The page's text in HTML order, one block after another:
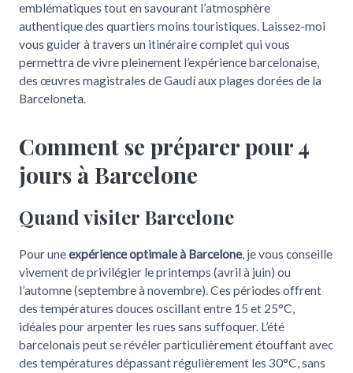
emblématiques tout en savourant l’atmosphère
authentique des quartiers moins touristiques. Laissez-moi
vous guider à travers un itinéraire complet qui vous
permettra de vivre pleinement l’expérience barcelonaise,
des œuvres magistrales de Gaudí aux plages dorées de la
Barceloneta.
Comment se préparer pour 4
jours à Barcelone
Quand visiter Barcelone
Pour uneexpérience optimale à Barcelone, je vous conseille
vivement de privilégier le printemps (avril à juin) ou
l’automne (septembre à novembre). Ces périodes offrent
des températures douces oscillant entre 15 et 25°C,
idéales pour arpenter les rues sans suffoquer. L’été
barcelonais peut se révéler particulièrement étouffant avec
des températures dépassant régulièrement les 30°C, sans